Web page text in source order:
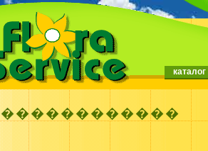
каталог
������������